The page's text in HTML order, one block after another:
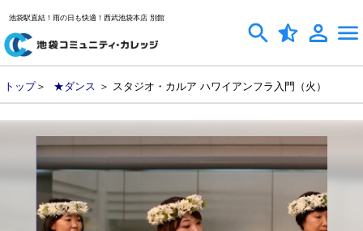
池袋駅直結！雨の日も快適！西武池袋本店 別館
トップ＞ ★ダンス ＞ スタジオ・カルア ハワイアンフラ入門（火）